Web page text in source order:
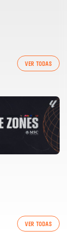
VER TODAS
03/26
VER TODAS